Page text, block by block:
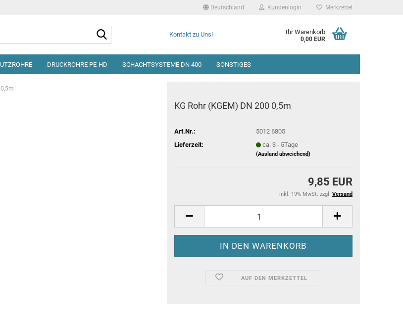
Deutschland Kundenlogin Merkzettel
Kontakt zu Uns! Ihr Warenkorb
0,00 EUR
DRUCKROHRE PE-HD SCHACHTSYSTEME DN 400 SONSTIGES
KG Rohr (KGEM) DN 200 0,5m
Art.Nr.:
5012 6805
Lieferzeit:
ca. 3 - 5Tage
(Ausland abweichend)
9,85 EUR
inkl. 19% MwSt. zzgl. Versand
AUF DEN MERKZETTEL